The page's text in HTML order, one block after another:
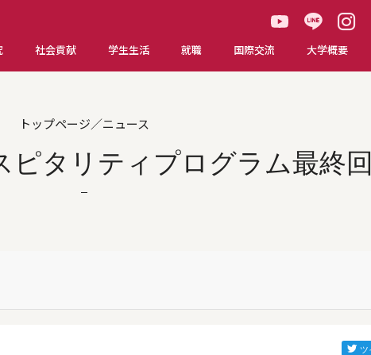
社会貢献 学生生活 就職 国際交流 大学概要
トップページ／ニュース
ピタリティプログラム最終回